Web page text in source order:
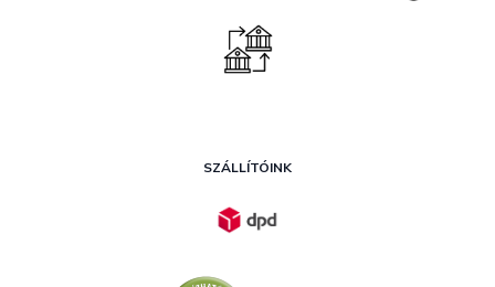
SZÁLLÍTÓINK